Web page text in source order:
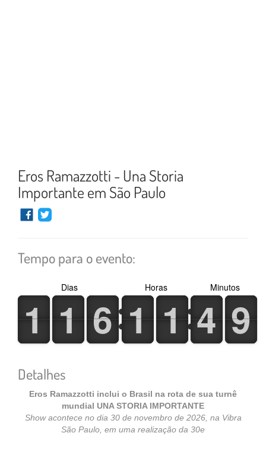
Eros Ramazzotti - Una Storia
Importante em São Paulo
Tempo para o evento:
1
1
1
1 1
1
1
1 6
6
6
6
Dias
1
1
1
1 1
1
1
1
Horas
4
4
4
4 9
9
9
9
Minutos
Detalhes
Eros Ramazzotti inclui o Brasil na rota de sua turnê
mundial UNA STORIA IMPORTANTE
Show acontece no dia 30 de novembro de 2026, na Vibra
São Paulo, em uma realização da 30e